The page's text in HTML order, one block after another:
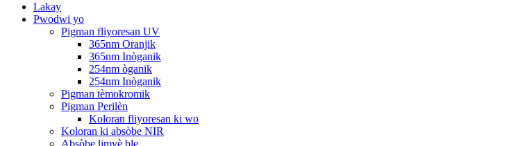
Lakay
Pwodwi yo
Pigman fliyoresan UV
365nm Oranjik
365nm Inòganik
254nm òganik
254nm Inòganik
Pigman tèmokromik
Pigman Perilèn
Koloran fliyoresan ki wo
Koloran ki absòbe NIR
Absòbe limyè ble